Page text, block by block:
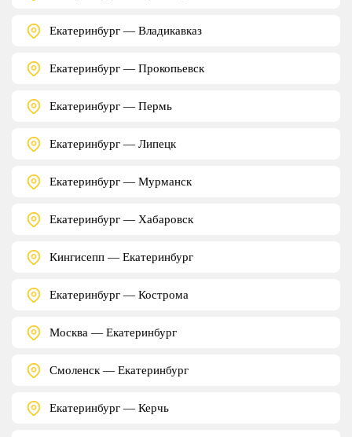
Екатеринбург — Владикавказ
Екатеринбург — Прокопьевск
Екатеринбург — Пермь
Екатеринбург — Липецк
Екатеринбург — Мурманск
Екатеринбург — Хабаровск
Кингисепп — Екатеринбург
Екатеринбург — Кострома
Москва — Екатеринбург
Смоленск — Екатеринбург
Екатеринбург — Керчь